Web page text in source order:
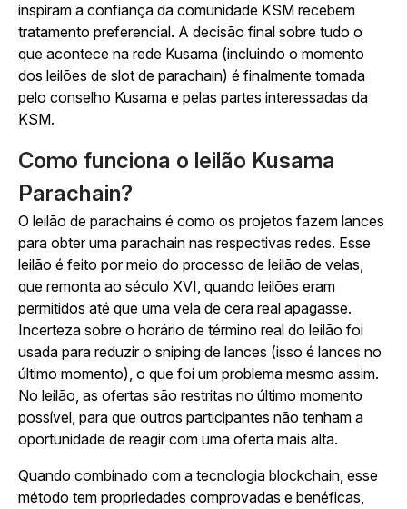
inspiram a confiança da comunidade KSM recebem
tratamento preferencial. A decisão final sobre tudo o
que acontece na rede Kusama (incluindo o momento
dos leilões de slot de parachain) é finalmente tomada
pelo conselho Kusama e pelas partes interessadas da
KSM.
Como funciona o leilão Kusama
Parachain?
O leilão de parachains é como os projetos fazem lances
para obter uma parachain nas respectivas redes. Esse
leilão é feito por meio do processo de leilão de velas,
que remonta ao século XVI, quando leilões eram
permitidos até que uma vela de cera real apagasse.
Incerteza sobre o horário de término real do leilão foi
usada para reduzir o sniping de lances (isso é lances no
último momento), o que foi um problema mesmo assim.
No leilão, as ofertas são restritas no último momento
possível, para que outros participantes não tenham a
oportunidade de reagir com uma oferta mais alta.
Quando combinado com a tecnologia blockchain, esse
método tem propriedades comprovadas e benéficas,